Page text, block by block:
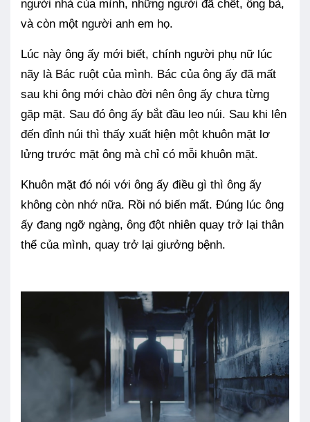
người nhà của mình, những người đã chết, ông bà,
và còn một người anh em họ.
Lúc này ông ấy mới biết, chính người phụ nữ lúc
nãy là Bác ruột của mình. Bác của ông ấy đã mất
sau khi ông mới chào đời nên ông ấy chưa từng
gặp mặt. Sau đó ông ấy bắt đầu leo núi. Sau khi lên
đến đỉnh núi thì thấy xuất hiện một khuôn mặt lơ
lửng trước mặt ông mà chỉ có mỗi khuôn mặt.
Khuôn mặt đó nói với ông ấy điều gì thì ông ấy
không còn nhớ nữa. Rồi nó biến mất. Đúng lúc ông
ấy đang ngỡ ngàng, ông đột nhiên quay trở lại thân
thể của mình, quay trở lại giưởng bệnh.